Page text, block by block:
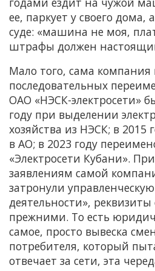
ее, паркует у своего дома,
суде: «машина не моя,
штрафы должен
Мало того, сама
последовательных
ОАО «НЭСК-электросети»
году при выделении
хозяйства из НЭСК; в 2015
в АО; в 2023 году
«Электросети Кубани».
заявлениям самой
затронули
деятельности», реквизиты
прежними. То есть
самое, просто вывеска
потребителя, который
отвечает за сети, эта